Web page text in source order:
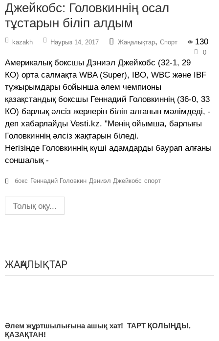
Джейкобс: Головкиннің осал
тұстарын біліп алдым
kazakh Наурыз 14, 2017 Жаңалықтар, Спорт 130
0
Америкалық боксшы Дэниэл Джейкобс (32-1, 29
КО) орта салмақта WBA (Super), IBO, WBC және IBF
тұжырымдары бойынша әлем чемпионы
қазақстандық боксшы Геннадий Головкиннің (36-0, 33
КО) барлық әлсіз жерлерін біліп алғанын мәлімдеді, -
деп хабарлайды Vesti.kz. "Менің ойымша, барлығы
Головкиннің әлсіз жақтарын біледі.
Негізінде Головкиннің күші адамдарды баурап алғаны
соншалық -
бокс Геннадий Головкин Дэниэл Джейкобс спорт
Толық оқу...
ЖАҢАЛЫҚТАР
Әлем жұртшылығына ашық хат! ТАРТ ҚОЛЫҢДЫ,
ҚАЗАҚТАН!